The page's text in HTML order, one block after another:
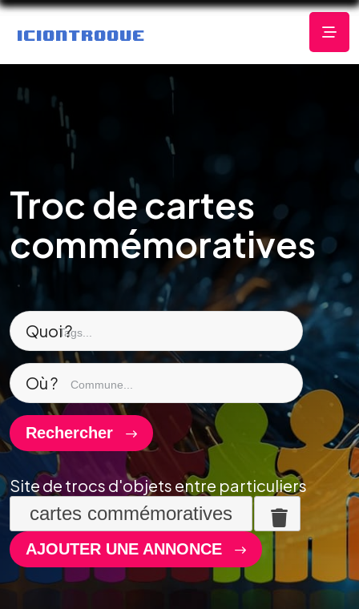
Troc de cartes
commémoratives
Quoi ?
Où ?
Rechercher
Site de trocs d'objets entre particuliers
cartes commémoratives
AJOUTER UNE ANNONCE